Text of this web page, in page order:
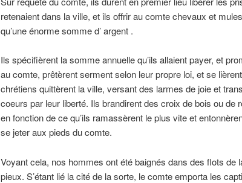
retenaient dans la ville, et ils offrir au comte chevaux et
qu’une énorme somme d’ argent .
Ils spécifièrent la somme annuelle qu’ils allaient payer, et
au comte, prêtèrent serment selon leur propre loi, et se
chrétiens quittèrent la ville, versant des larmes de joie et
coeurs par leur liberté. Ils brandirent des croix de bois ou de
en fonction de ce qu’ils ramassèrent le plus vite et
se jeter aux pieds du comte.
Voyant cela, nos hommes ont été baignés dans des flots de
pieux. S’étant lié la cité de la sorte, le comte emporta les